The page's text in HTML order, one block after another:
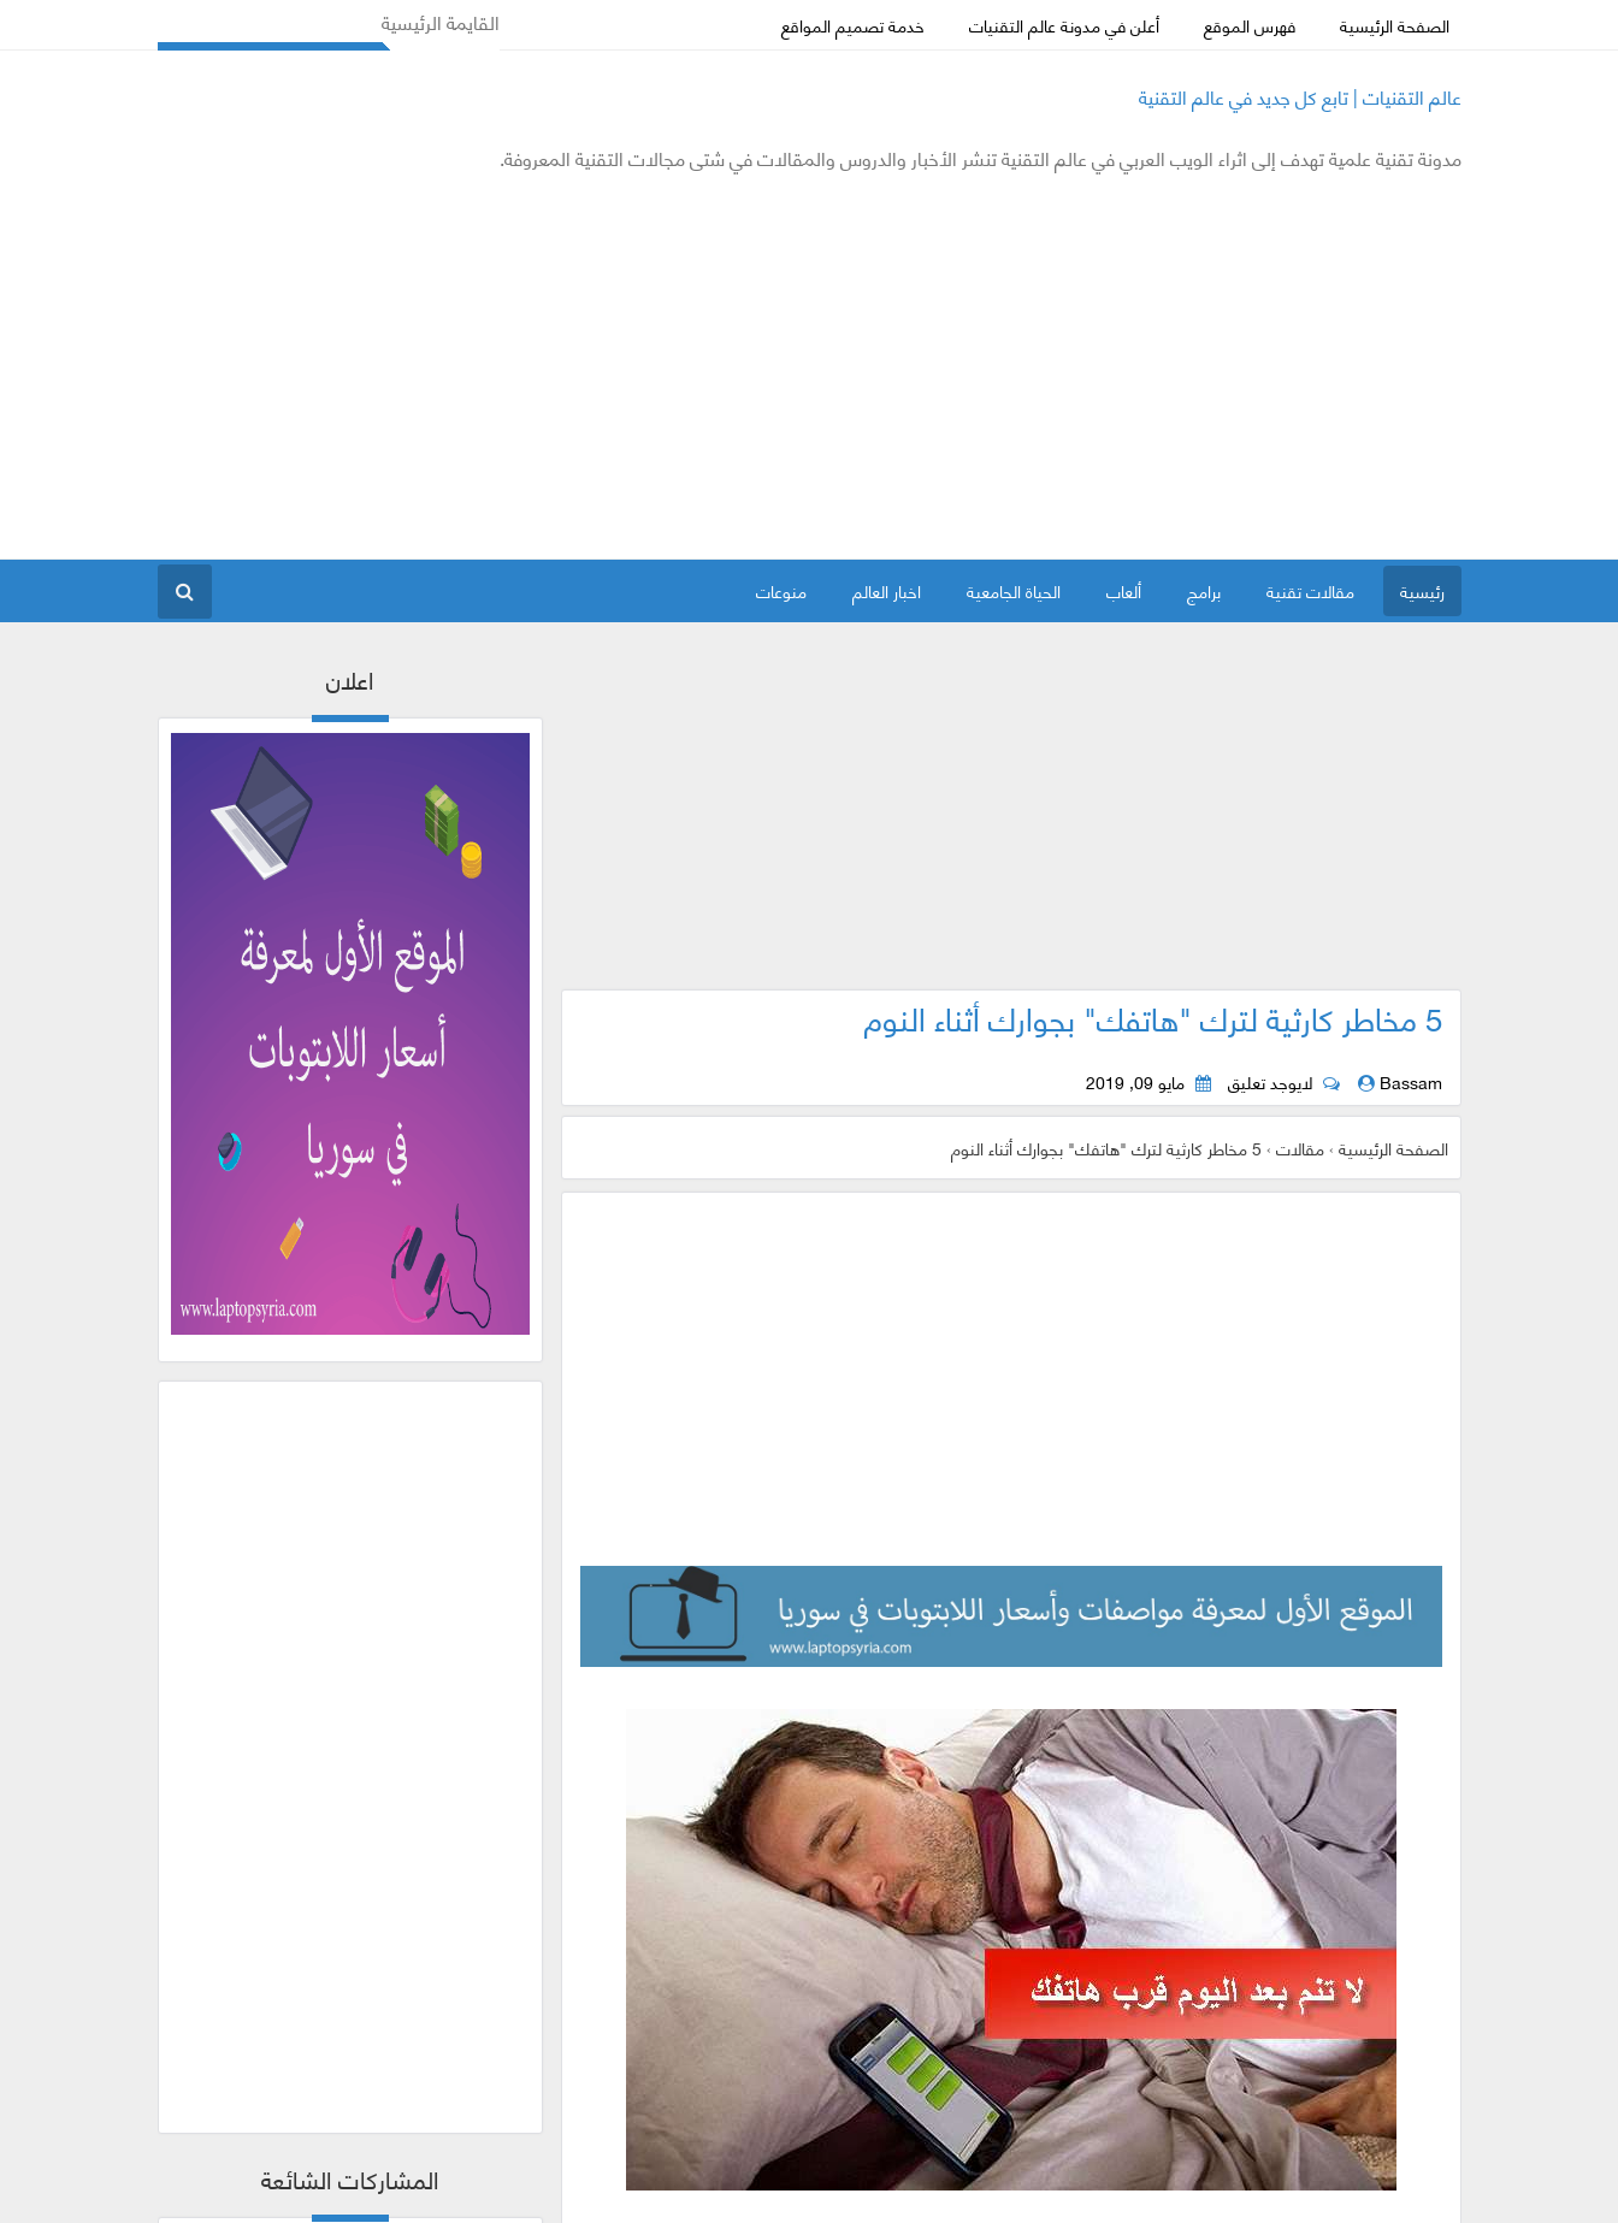
الصفحة الرئيسية فهرس الموقع أعلن في مدونة عالم التقنيات خدمة تصميم المواقع
القايمة الرئيسية
عالم التقنيات | تابع كل جديد في عالم التقنية
مدونة تقنية علمية تهدف إلى اثراء الويب العربي في عالم التقنية تنشر الأخبار والدروس والمقالات في شتى مجالات التقنية المعروفة.
رئيسية مقالات تقنية برامج ألعاب الحياة الجامعية اخبار العالم منوعات
5 مخاطر كارثية لترك "هاتفك" بجوارك أثناء النوم
Bassam لايوجد تعليق مايو 09, 2019
الصفحة الرئيسية›مقالات›5 مخاطر كارثية لترك "هاتفك" بجوارك أثناء النوم
اعلان
المشاركات الشائعة